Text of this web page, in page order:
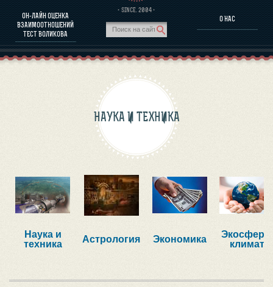
ОН-ЛАЙН ОЦЕНКА
ВЗАИМООТНОШЕНИЙ
ТЕСТ ВОЛИКОВА
· SINCE. 2004 ·
О НАС
О ПРОГРАММЕ
ПРОГНОЗЫ И АНАЛИТИКА
НАУКА И ТЕХНИКА
Наука и
техника
Астрология Экономика
Экосфера,
климат